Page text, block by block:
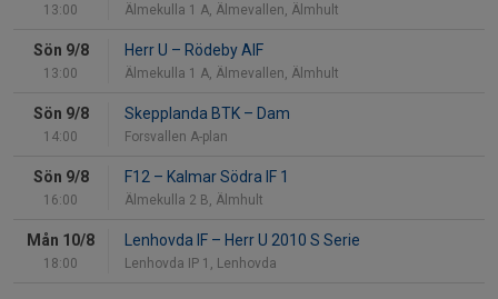
13:00 Älmekulla 1 A, Älmevallen, Älmhult
Sön 9/8
13:00
Herr U – Rödeby AIF
Älmekulla 1 A, Älmevallen, Älmhult
Sön 9/8
14:00
Skepplanda BTK – Dam
Forsvallen A-plan
Sön 9/8
16:00
F12 – Kalmar Södra IF 1
Älmekulla 2 B, Älmhult
Mån 10/8
18:00
Lenhovda IF – Herr U 2010 S Serie
Lenhovda IP 1, Lenhovda